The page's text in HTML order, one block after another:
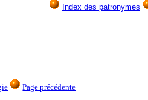
Index des patronymes
Page précédente